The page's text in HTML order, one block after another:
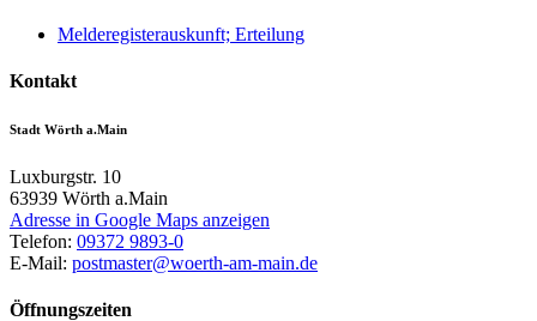
Melderegisterauskunft; Erteilung
Kontakt
Stadt Wörth a.Main
Luxburgstr. 10
63939 Wörth a.Main
Adresse in Google Maps anzeigen
Telefon: 09372 9893-0
E-Mail: postmaster@woerth-am-main.de
Öffnungszeiten